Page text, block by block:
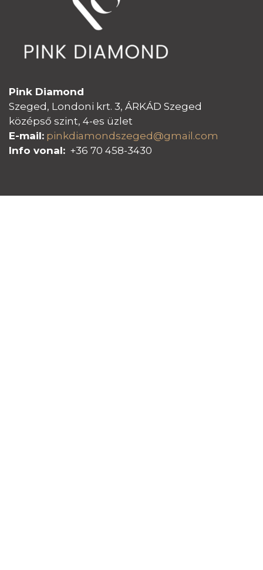
Pink Diamond
Szeged, Londoni krt. 3, ÁRKÁD Szeged
középső szint, 4-es üzlet
E-mail: pinkdiamondszeged@gmail.com
Info vonal: +36 70 458-3430